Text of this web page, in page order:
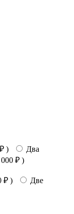
₽ )
Два
₽ )
₽ )
Две